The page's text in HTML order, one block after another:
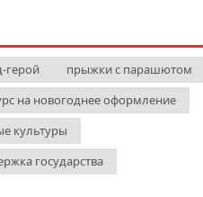
герой
прыжки с парашютом
на новогоднее оформление
культуры
государства